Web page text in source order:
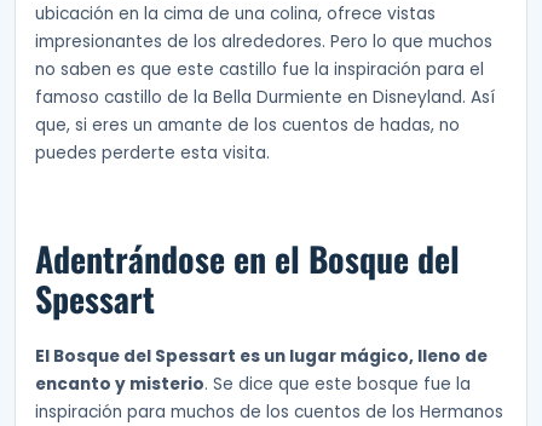
ubicación en la cima de una colina, ofrece vistas
impresionantes de los alrededores. Pero lo que muchos
no saben es que este castillo fue la inspiración para el
famoso castillo de la Bella Durmiente en Disneyland. Así
que, si eres un amante de los cuentos de hadas, no
puedes perderte esta visita.
Adentrándose en el Bosque del
Spessart
El Bosque del Spessart es un lugar mágico, lleno de
encanto y misterio. Se dice que este bosque fue la
inspiración para muchos de los cuentos de los Hermanos